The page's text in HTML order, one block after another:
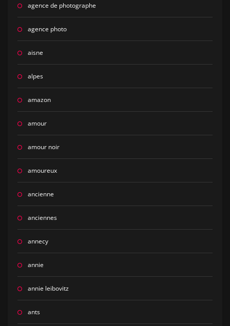
agence de photographe
agence photo
aisne
alpes
amazon
amour
amour noir
amoureux
ancienne
anciennes
annecy
annie
annie leibovitz
ants